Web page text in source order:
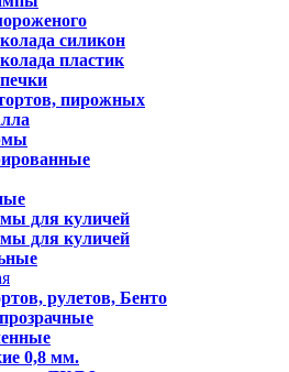
силикон
пластик
пирожных
для куличей
для куличей
рулетов, Бенто
0,8 мм.